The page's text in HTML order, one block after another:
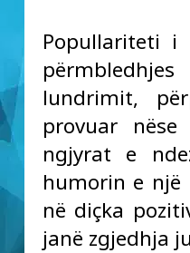
Popullariteti i
lundrimit,
provuar
ngjyrat e
humorin e një
në diçka
janë zgjedhja